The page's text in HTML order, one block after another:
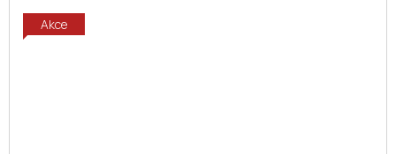
Akce